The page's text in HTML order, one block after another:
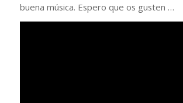
buena música. Espero que os gusten …